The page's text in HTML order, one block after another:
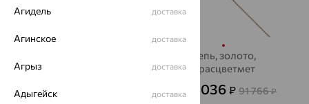
Цепь, золото,
Красцветмет
от 33 036₽ 91 766₽
Агидель доставка
Агинское доставка
Агрыз доставка
Адыгейск доставка